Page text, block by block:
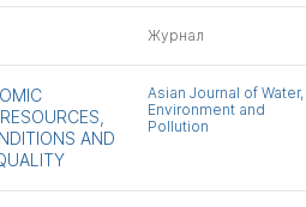
Журнал
AND
Asian Journal of Water,
Environment and
Pollution